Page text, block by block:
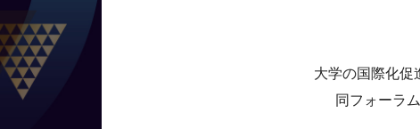
大学の国際化促
同フォーラ